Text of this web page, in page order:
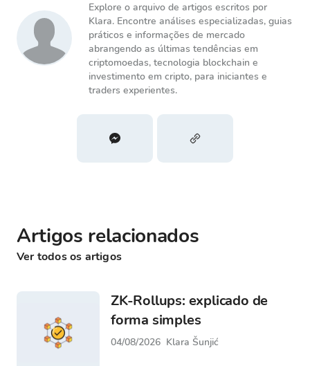
Explore o arquivo de artigos escritos por
Klara. Encontre análises especializadas, guias
práticos e informações de mercado
abrangendo as últimas tendências em
criptomoedas, tecnologia blockchain e
investimento em cripto, para iniciantes e
traders experientes.
Artigos relacionados
Ver todos os artigos
ZK-Rollups: explicado de
forma simples
04/08/2026 Klara Šunjić